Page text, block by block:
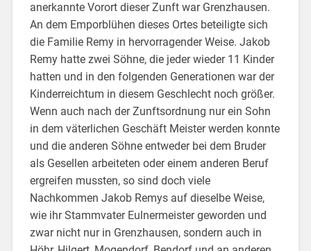
anerkannte Vorort dieser Zunft war Grenzhausen.
An dem Emporblühen dieses Ortes beteiligte sich
die Familie Remy in hervorragender Weise. Jakob
Remy hatte zwei Söhne, die jeder wieder 11 Kinder
hatten und in den folgenden Generationen war der
Kinderreichtum in diesem Geschlecht noch größer.
Wenn auch nach der Zunftsordnung nur ein Sohn
in dem väterlichen Geschäft Meister werden konnte
und die anderen Söhne entweder bei dem Bruder
als Gesellen arbeiteten oder einem anderen Beruf
ergreifen mussten, so sind doch viele
Nachkommen Jakob Remys auf dieselbe Weise,
wie ihr Stammvater Eulnermeister geworden und
zwar nicht nur in Grenzhausen, sondern auch in